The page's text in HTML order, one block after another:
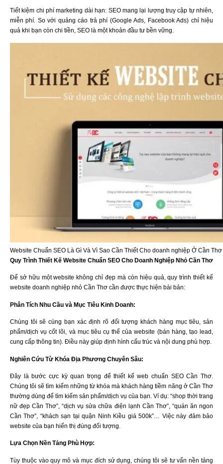
Tiết kiệm chi phí marketing dài hạn: SEO mang lại lượng truy cập tự nhiên,
miễn phí. So với quảng cáo trả phí (Google Ads, Facebook Ads) chỉ hiệu
quả khi bạn còn chi tiền, SEO là một khoản đầu tư bền vững.
Website Chuẩn SEO Là Gì Và Vì Sao Cần Thiết Cho doanh nghiệp Ở Cần Thơ
Quy Trình Thiết Kế Website Chuẩn SEO Cho Doanh Nghiệp Nhỏ Cần Thơ
Để sở hữu một website không chỉ đẹp mà còn hiệu quả, quy trình thiết kế
website doanh nghiệp nhỏ Cần Thơ cần được thực hiện bài bản:
Phân Tích Nhu Cầu và Mục Tiêu Kinh Doanh:
Chúng tôi sẽ cùng bạn xác định rõ đối tượng khách hàng mục tiêu, sản
phẩm/dịch vụ cốt lõi, và mục tiêu cụ thể của website (bán hàng, tạo lead,
cung cấp thông tin). Điều này giúp định hình cấu trúc và nội dung phù hợp.
Nghiên Cứu Từ Khóa Địa Phương Chuyên Sâu:
Đây là bước cực kỳ quan trọng để thiết kế web chuẩn SEO Cần Thơ.
Chúng tôi sẽ tìm kiếm những từ khóa mà khách hàng tiềm năng ở Cần Thơ
thường dùng để tìm kiếm sản phẩm/dịch vụ của bạn. Ví dụ: “shop thời trang
nữ đẹp Cần Thơ”, “dịch vụ sửa chữa điện lạnh Cần Thơ”, “quán ăn ngon
Cần Thơ”, “khách sạn tại quận Ninh Kiều giá 500k”… Việc này đảm bảo
website của bạn hiển thị đúng đối tượng.
Lựa Chọn Nền Tảng Phù Hợp:
Tùy thuộc vào quy mô và mục đích sử dụng, chúng tôi sẽ tư vấn nền tảng